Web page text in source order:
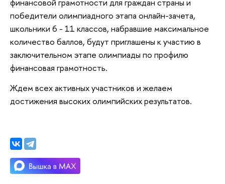
финансовой грамотности для граждан страны и
победители олимпиадного этапа онлайн-зачета,
школьники 6 - 11 классов, набравшие максимальное
количество баллов, будут приглашены к участию в
заключительном этапе олимпиады по профилю
финансовая грамотность.
Ждем всех активных участников и желаем
достижения высоких олимпийских результатов.